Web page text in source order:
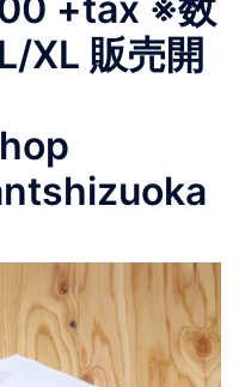
XL 販売開